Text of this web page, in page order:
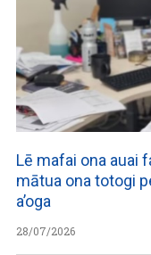
Lē mafai ona auai
mātua ona totogi
a’oga
28/07/2026